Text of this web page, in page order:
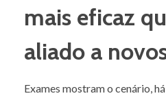
mais eficaz
aliado a
Exames mostram o cenário,